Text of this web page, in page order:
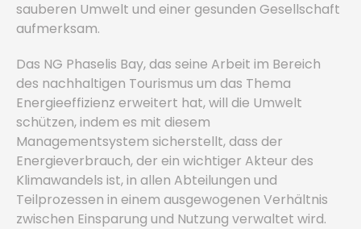
sauberen Umwelt und einer gesunden Gesellschaft
aufmerksam.
Das NG Phaselis Bay, das seine Arbeit im Bereich
des nachhaltigen Tourismus um das Thema
Energieeffizienz erweitert hat, will die Umwelt
schützen, indem es mit diesem
Managementsystem sicherstellt, dass der
Energieverbrauch, der ein wichtiger Akteur des
Klimawandels ist, in allen Abteilungen und
Teilprozessen in einem ausgewogenen Verhältnis
zwischen Einsparung und Nutzung verwaltet wird.